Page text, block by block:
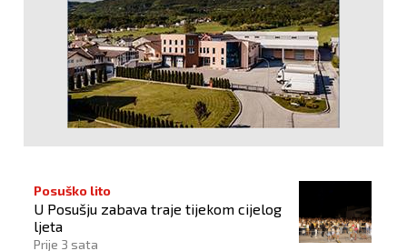
Posuško lito
U Posušju zabava traje tijekom cijelog
ljeta
Prije 3 sata